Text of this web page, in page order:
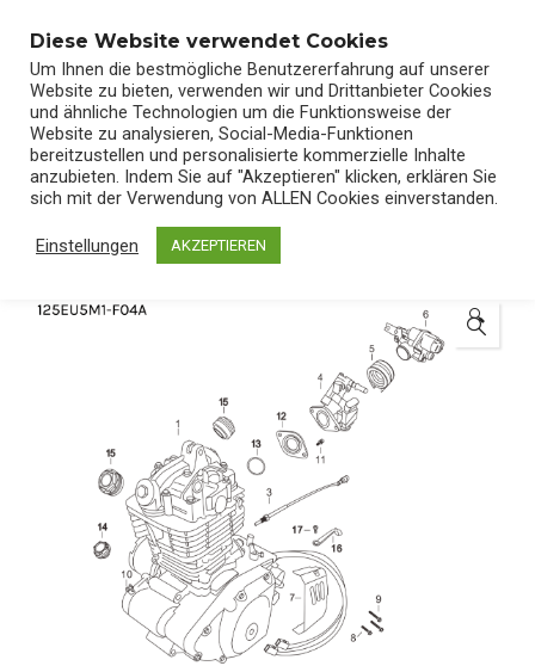
Start/Shop/Ersatzteile
🔍
Diese Website verwendet Cookies
Um Ihnen die bestmögliche Benutzererfahrung auf unserer
Website zu bieten, verwenden wir und Drittanbieter Cookies
und ähnliche Technologien um die Funktionsweise der
Website zu analysieren, Social-Media-Funktionen
bereitzustellen und personalisierte kommerzielle Inhalte
anzubieten. Indem Sie auf "Akzeptieren" klicken, erklären Sie
sich mit der Verwendung von ALLEN Cookies einverstanden.
Einstellungen AKZEPTIEREN